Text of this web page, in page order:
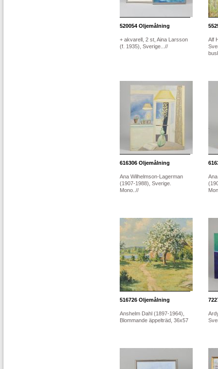
520054 Oljemålning
+ akvarell, 2 st, Aina Larsson
(f. 1935), Sverige...//
Alf
616306 Oljemålning
Ana Wilhelmson-Lagerman
(1907-1988), Sverige.
Mono..//
516726 Oljemålning
Anshelm Dahl (1897-1964),
Blommande äppelträd, 36x57